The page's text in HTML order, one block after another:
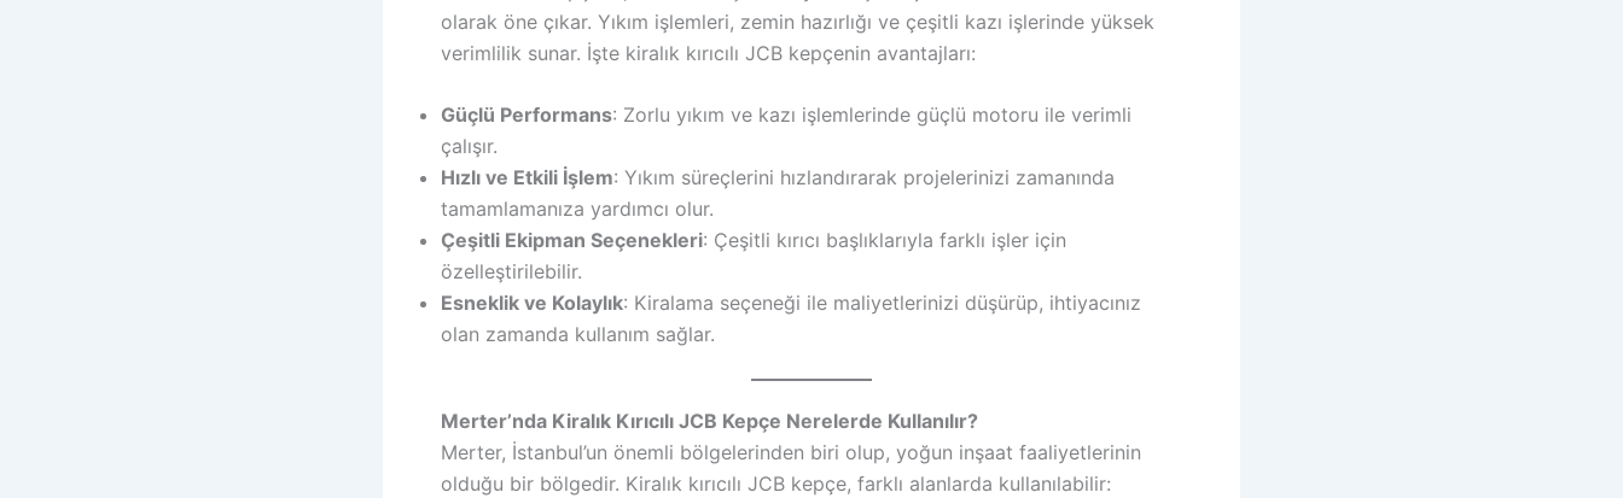
olarak öne çıkar. Yıkım işlemleri, zemin hazırlığı ve çeşitli kazı işlerinde yüksek
verimlilik sunar. İşte kiralık kırıcılı JCB kepçenin avantajları:
Güçlü Performans: Zorlu yıkım ve kazı işlemlerinde güçlü motoru ile verimli
çalışır.
Hızlı ve Etkili İşlem: Yıkım süreçlerini hızlandırarak projelerinizi zamanında
tamamlamanıza yardımcı olur.
Çeşitli Ekipman Seçenekleri: Çeşitli kırıcı başlıklarıyla farklı işler için
özelleştirilebilir.
Esneklik ve Kolaylık: Kiralama seçeneği ile maliyetlerinizi düşürüp, ihtiyacınız
olan zamanda kullanım sağlar.
Merter’nda Kiralık Kırıcılı JCB Kepçe Nerelerde Kullanılır?
Merter, İstanbul’un önemli bölgelerinden biri olup, yoğun inşaat faaliyetlerinin
olduğu bir bölgedir. Kiralık kırıcılı JCB kepçe, farklı alanlarda kullanılabilir: